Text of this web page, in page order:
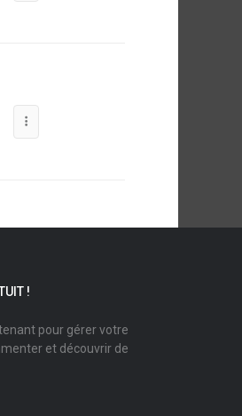
!
pour gérer votre
et découvrir de